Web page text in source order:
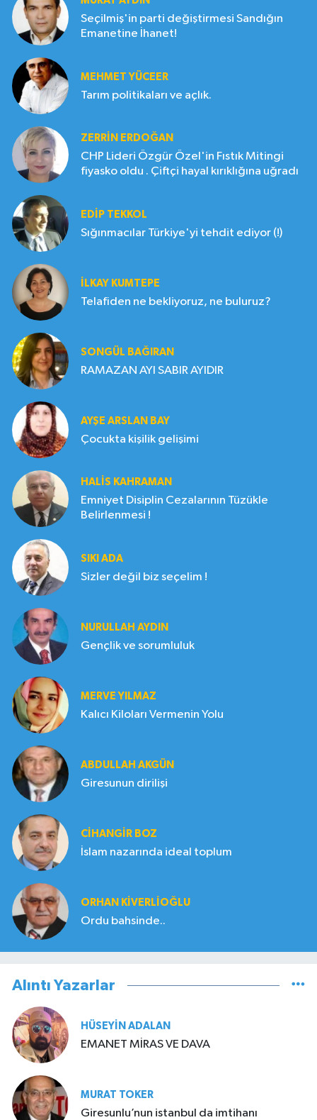
Seçilmiş'in parti değiştirmesi Sandığın
Emanetine İhanet!
MEHMET YÜCEER
Tarım politikaları ve açlık.
ZERRIN ERDOĞAN
CHP Lideri Özgür Özel'in Fıstık Mitingi
fiyasko oldu . Çiftçi hayal kırıklığına uğradı
EDIP TEKKOL
Sığınmacılar Türkiye'yi tehdit ediyor (!)
İLKAY KUMTEPE
Telafiden ne bekliyoruz, ne buluruz?
SONGÜL BAĞIRAN
RAMAZAN AYI SABIR AYIDIR
AYŞE ARSLAN BAY
Çocukta kişilik gelişimi
HALIS KAHRAMAN
Emniyet Disiplin Cezalarının Tüzükle
Belirlenmesi !
SIKI ADA
Sizler değil biz seçelim !
NURULLAH AYDIN
Gençlik ve sorumluluk
MERVE YILMAZ
Kalıcı Kiloları Vermenin Yolu
ABDULLAH AKGÜN
Giresunun dirilişi
CIHANGIR BOZ
İslam nazarında ideal toplum
ORHAN KIVERLIOĞLU
Ordu bahsinde..
Alıntı Yazarlar
HÜSEYIN ADALAN
EMANET MİRAS VE DAVA
MURAT TOKER
Giresunlu’nun istanbul da imtihanı